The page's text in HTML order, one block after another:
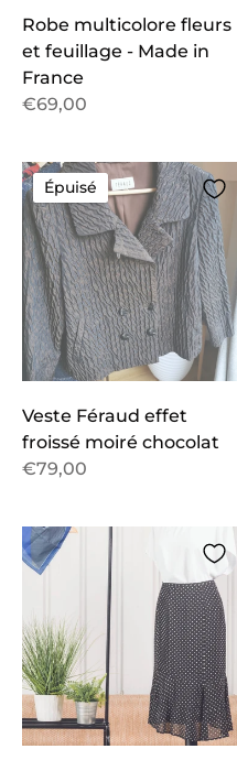
Robe multicolore fleurs
et feuillage - Made in
France
€69,00
Épuisé
Veste Féraud effet
froissé moiré chocolat
€79,00